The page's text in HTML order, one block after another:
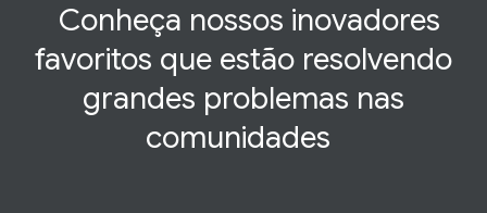
Conheça nossos inovadores
favoritos que estão resolvendo
grandes problemas nas
comunidades